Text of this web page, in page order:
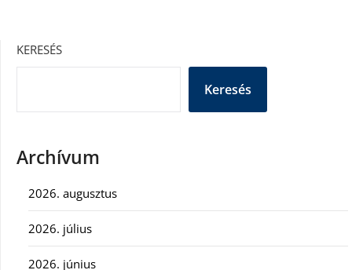
KERESÉS
Keresés
Archívum
2026. augusztus
2026. július
2026. június